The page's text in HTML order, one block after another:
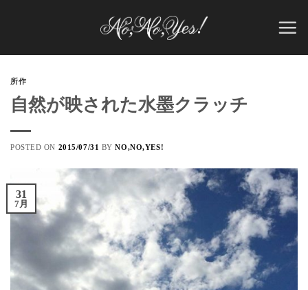
所作
自然が映された水墨クラッチ
POSTED ON 2015/07/31 BYNO,NO,YES!
31
7月